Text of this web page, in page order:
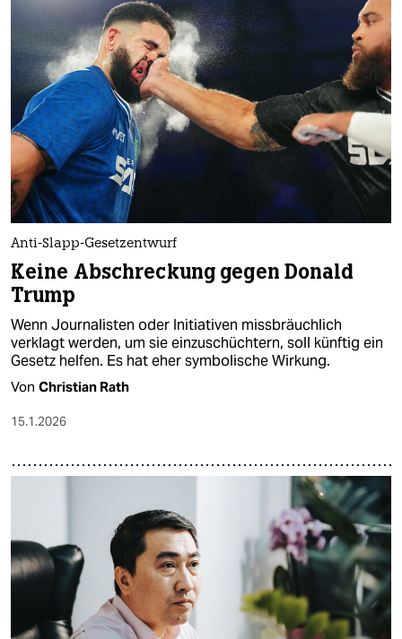
Anti-Slapp-Gesetzentwurf
Keine Abschreckung gegen Donald
Trump
Wenn Journalisten oder Initiativen missbräuchlich
verklagt werden, um sie einzuschüchtern, soll künftig ein
Gesetz helfen. Es hat eher symbolische Wirkung.
Von Christian Rath
15.1.2026